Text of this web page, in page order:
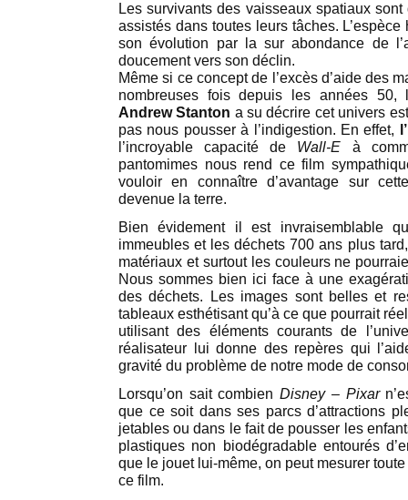
Les survivants des vaisseaux spatiaux
assistés dans toutes leurs tâches.
son évolution par la sur abondance de
doucement vers son déclin.
Même si ce concept de l’excès d’aide des
nombreuses fois depuis les années
Andrew Stanton a su décrire cet univers
pas nous pousser à l’indigestion. En effet,
l’incroyable capacité de Wall-E à
pantomimes nous rend ce film
vouloir en connaître d’avantage sur
devenue la terre.
Bien évidement il est invraisemblable
immeubles et les déchets 700 ans plus
matériaux et surtout les couleurs ne
Nous sommes bien ici face à une
des déchets. Les images sont belles et
tableaux esthétisant qu’à ce que pourrait
utilisant des éléments courants de
réalisateur lui donne des repères qui
gravité du problème de notre mode de
Lorsqu’on sait combienDisney – Pixar
que ce soit dans ses parcs d’attractions
jetables ou dans le fait de pousser les
plastiques non biodégradable entourés
que le jouet lui-même, on peut mesurer
ce film.